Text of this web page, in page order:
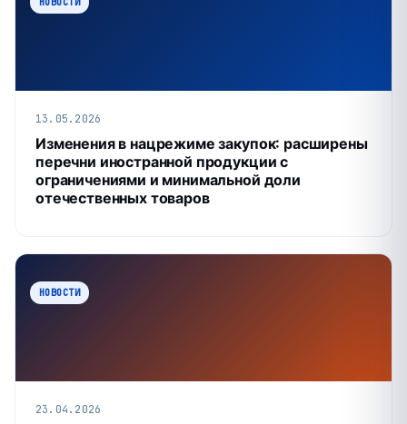
13.05.2026
Изменения в нацрежиме закупок: расширены
перечни иностранной продукции с
ограничениями и минимальной доли
отечественных товаров
НОВОСТИ
23.04.2026